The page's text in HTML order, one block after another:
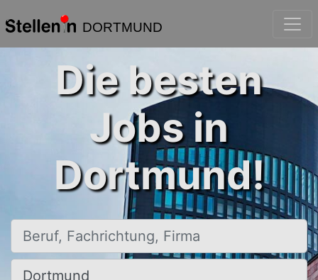
DORTMUND
Die besten
Jobs in
Dortmund!
Beruf, Fachrichtung, Firma
Ort, Stadt